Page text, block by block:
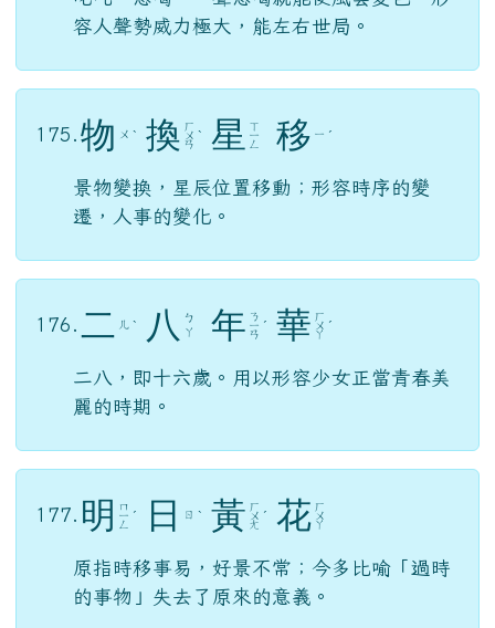
容人聲勢威力極大，能左右世局。
175. 物 ㄨ ˋ 換 ㄏ
ㄨ
ㄢ
ˋ 星 ㄒ
ㄧ
ㄥ 移 ㄧ ˊ
景物變換，星辰位置移動；形容時序的變
遷，人事的變化。
176. 二 ㄦ ˋ 八
ㄅ
ㄚ
年 ㄋ
ㄧ
ㄢ
ˊ 華 ㄏ
ㄨ
ㄚ
ˊ
二八，即十六歲。用以形容少女正當青春美
麗的時期。
177. 明 ㄇ
ㄧ
ㄥ
ˊ 日 ㄖ ˋ 黃 ㄏ
ㄨ
ㄤ
ˊ 花 ㄏ
ㄨ
ㄚ
原指時移事易，好景不常；今多比喻「過時
的事物」失去了原來的意義。